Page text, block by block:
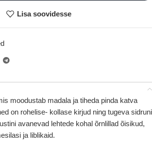
Lisa soovidesse
moodustab madala ja tiheda pinda katva
on rohelise- kollase kirjud ning tugeva sidruni
avanevad lehtede kohal õrnlillad õisikud,
ja liblikaid.